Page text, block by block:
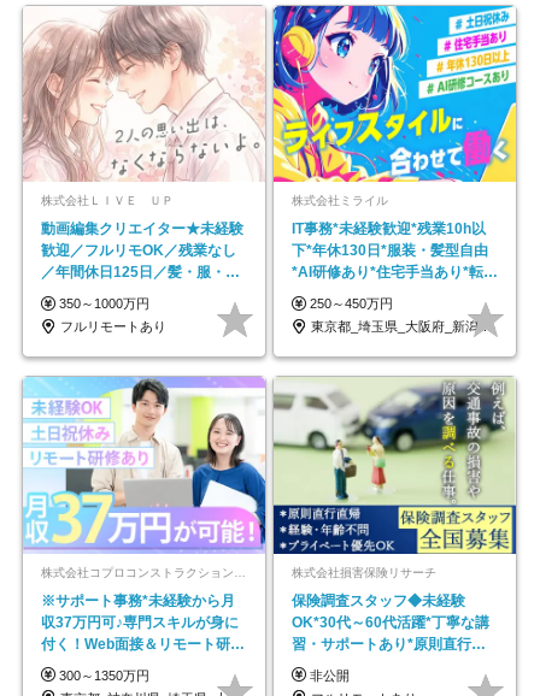
株式会社ＬＩＶＥ ＵＰ
動画編集クリエイター★未経験
歓迎／フルリモOK／残業なし
／年間休日125日／髪・服・ネ
イル自由／研修充実で安心
350～1000万円
フルリモートあり
株式会社ミライル
IT事務*未経験歓迎*残業10h以
下*年休130日*服装・髪型自由
*AI研修あり*住宅手当あり*転勤
なし
250～450万円
東京都_埼玉県_大阪府_新潟県_福岡県
※サポート事務*未経験から月
収37万円可♪専門スキルが身に
付く！Web面接＆リモート研修
も充実♪/a
300～1350万円
株式会社損害保険リサーチ
保険調査スタッフ◆未経験
OK*30代～60代活躍*丁寧な講
習・サポートあり*原則直行直
帰／全国募集・業務委託
非公開